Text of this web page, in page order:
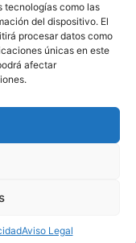
tecnologías como las
del dispositivo. El
procesar datos como
únicas en este
afectar
Aviso Legal